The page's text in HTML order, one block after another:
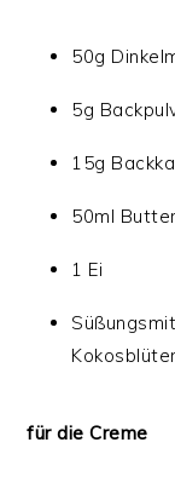
50g
5g
15g
50ml
1 Ei
für die Creme